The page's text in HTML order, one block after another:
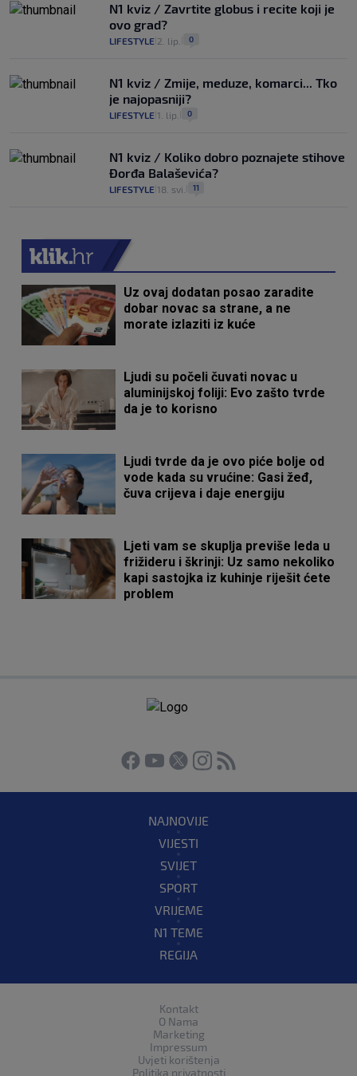
N1 kviz / Zavrtite globus i recite koji je
ovo grad?
LIFESTYLE 2. lip. 0
N1 kviz / Zmije, meduze, komarci... Tko
je najopasniji?
LIFESTYLE 1. lip. 0
N1 kviz / Koliko dobro poznajete stihove
Đorđa Balaševića?
LIFESTYLE 18. svi. 11
Uz ovaj dodatan posao zaradite
dobar novac sa strane, a ne
morate izlaziti iz kuće
Ljudi su počeli čuvati novac u
aluminijskoj foliji: Evo zašto tvrde
da je to korisno
Ljudi tvrde da je ovo piće bolje od
vode kada su vrućine: Gasi žeđ,
čuva crijeva i daje energiju
Ljeti vam se skuplja previše leda u
frižideru i škrinji: Uz samo nekoliko
kapi sastojka iz kuhinje riješit ćete
problem
NAJNOVIJE
VIJESTI
SVIJET
SPORT
VRIJEME
N1 TEME
REGIJA
Kontakt
O Nama
Marketing
Impressum
Uvjeti korištenja
Politika privatnosti